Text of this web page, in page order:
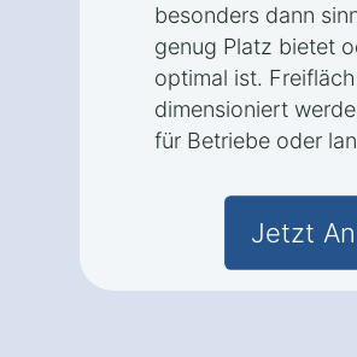
besonders dann
genug Platz bietet
optimal ist.
dimensioniert
für Betriebe oder
Jetzt